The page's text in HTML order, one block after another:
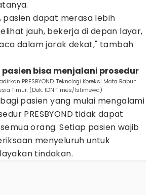
pasien dapat merasa lebih
jauh, bekerja di depan layar,
dalam jarak dekat," tambah
pasien bisa menjalani prosedur
PRESBYOND, Teknologi Koreksi Mata Rabun
Timur. (Dok. IDN Times/Istimewa)
pasien yang mulai mengalami
PRESBYOND tidak dapat
orang. Setiap pasien wajib
menyeluruh untuk
tindakan.